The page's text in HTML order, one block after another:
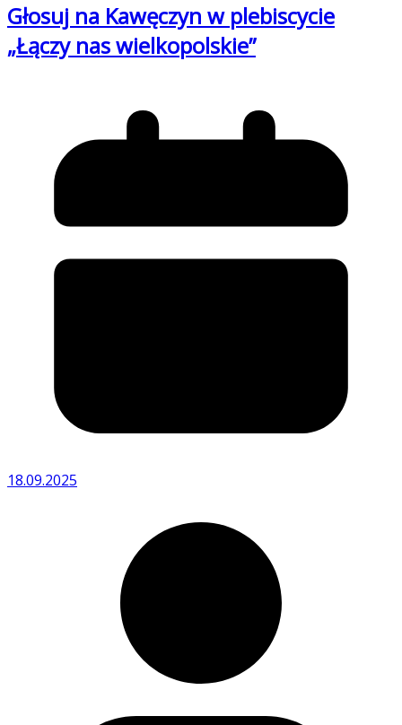
Głosuj na Kawęczyn w plebiscycie
„Łączy nas wielkopolskie”
18.09.2025